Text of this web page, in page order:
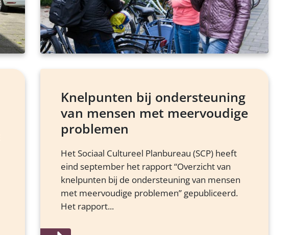
Knelpunten bij ondersteuning
van mensen met meervoudige
problemen
Het Sociaal Cultureel Planbureau (SCP) heeft
eind september het rapport “Overzicht van
knelpunten bij de ondersteuning van mensen
met meervoudige problemen” gepubliceerd.
Het rapport...